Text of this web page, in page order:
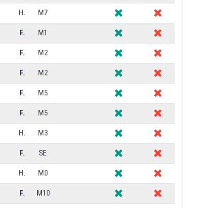
H. M7
F. M1
F. M2
F. M2
F. M5
F. M5
H. M3
F. SE
H. M0
F. M10